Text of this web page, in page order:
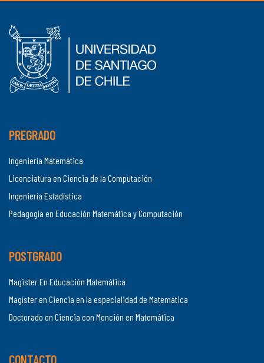
PREGRADO
Ingeniería Matemática
Licenciatura en Ciencia de la Computación
Ingeniería Estadística
Pedagogía en Educación Matemática y Computación
POSTGRADO
Magister En Educación Matemática
Magíster en Ciencia en la especialidad de Matemática
Doctorado en Ciencia con Mención en Matemática
CONTACTO